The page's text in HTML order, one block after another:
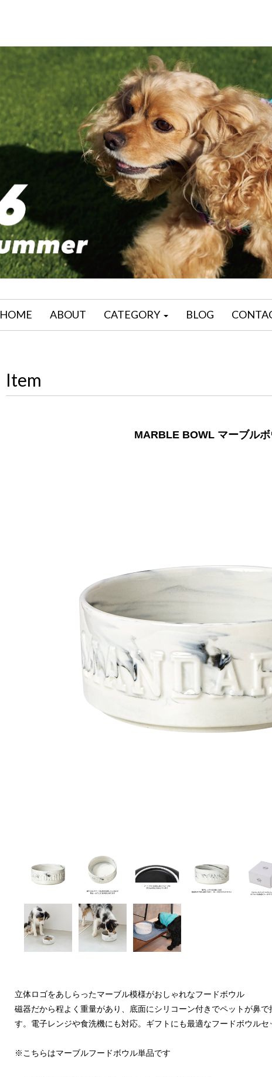
HOME ABOUT CATEGORY BLOG
Item
MARBLE BOWL マーブルボ
立体ロゴをあしらったマーブル模様がおしゃれなフードボウル
磁器だから程よく重量があり、底面にシリコーン付きでペットが鼻
す。電子レンジや食洗機にも対応。ギフトにも最適なフードボウルセ
※こちらはマーブルフードボウル単品です